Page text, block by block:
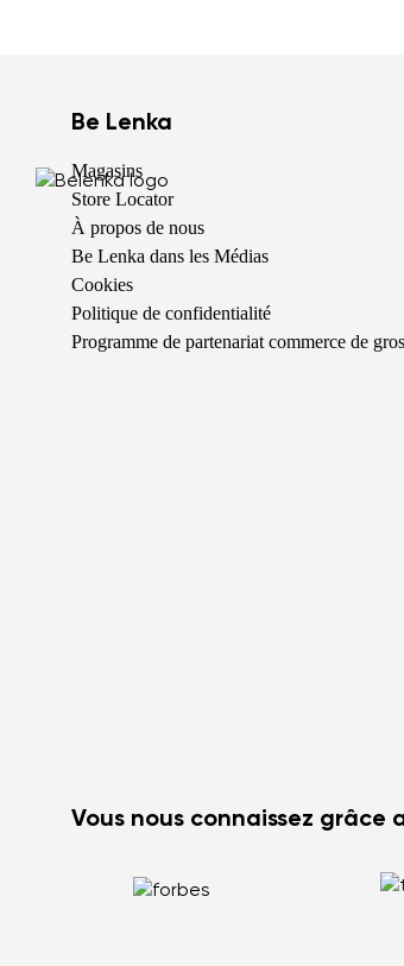
Be Lenka
Magasins
Store Locator
À propos de nous
Be Lenka dans les Médias
Cookies
Politique de confidentialité
Programme de partenariat commerce de gros
Vous nous connaissez grâce